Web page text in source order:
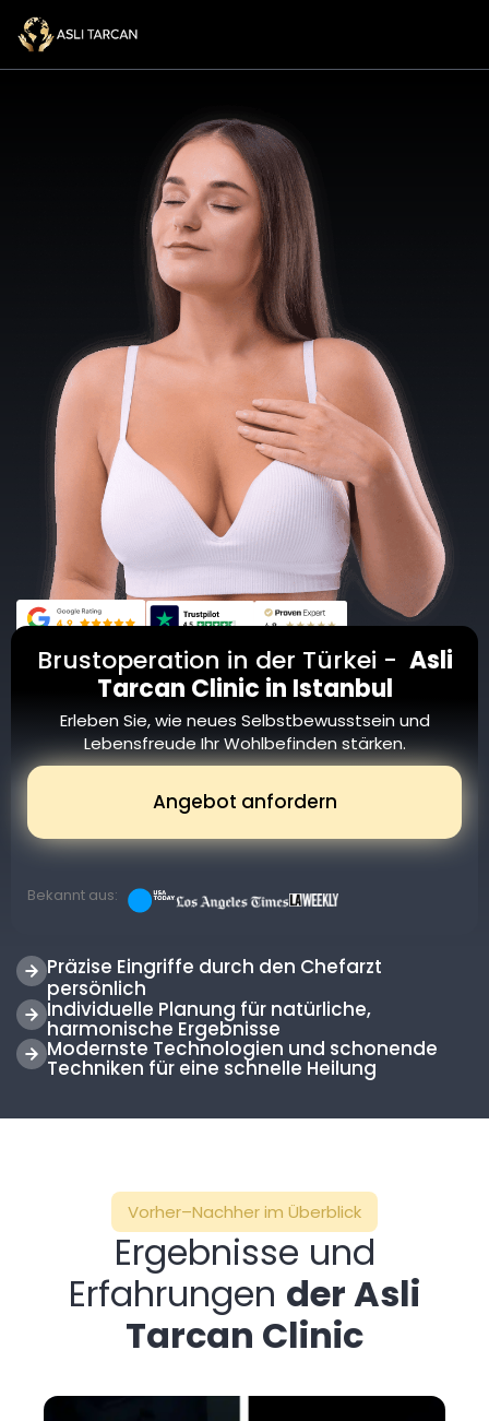
Brustoperation in der Türkei - Asli
Tarcan Clinic in Istanbul
Erleben Sie, wie neues Selbstbewusstsein und
Lebensfreude Ihr Wohlbefinden stärken.
Angebot anfordern
Bekannt aus:
Präzise Eingriffe durch den Chefarzt
persönlich
Individuelle Planung für natürliche,
harmonische Ergebnisse
Modernste Technologien und schonende
Techniken für eine schnelle Heilung
Vorher–Nachher im Überblick
Ergebnisse und
Erfahrungen der Asli
Tarcan Clinic